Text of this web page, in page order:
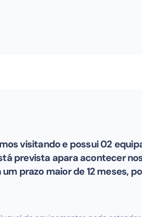
visitando e possui 02
prevista apara acontecer
prazo maior de 12 meses,